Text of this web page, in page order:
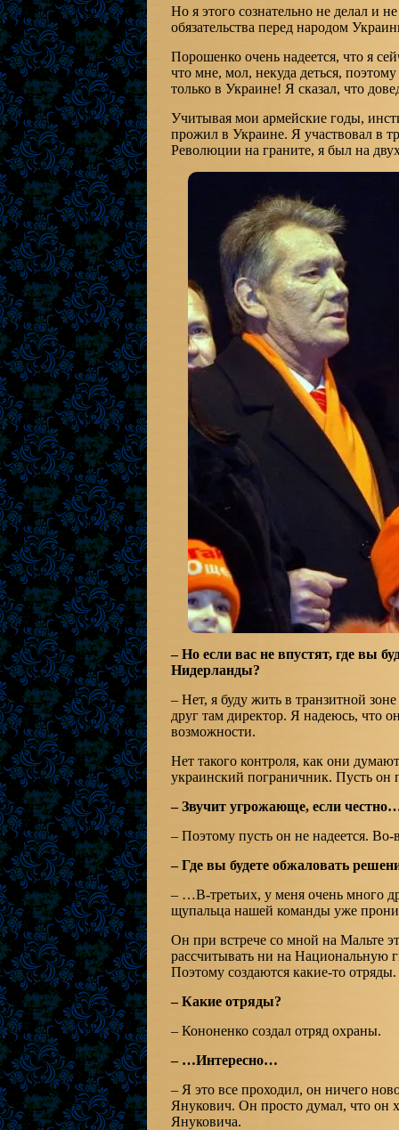
Но я этого сознательно не делал и
обязательства перед народом
Порошенко очень надеется, что я
что мне, мол, некуда деться,
только в Украине! Я сказал, что
Учитывая мои армейские годы,
прожил в Украине. Я участвовал в
Революции на граните, я был на
– Но если вас не впустят, где вы
Нидерланды?
– Нет, я буду жить в транзитной
друг там директор. Я надеюсь, что
возможности.
Нет такого контроля, как они
украинский пограничник. Пусть он
– Звучит угрожающе, если
– Поэтому пусть он не надеется.
– Где вы будете обжаловать
– …В-третьих, у меня очень много
щупальца нашей команды уже
Он при встрече со мной на Мальте
рассчитывать ни на Национальную
Поэтому создаются какие-то отряды.
– Какие отряды?
– Кононенко создал отряд охраны.
– …Интересно…
– Я это все проходил, он ничего
Янукович. Он просто думал, что он
Януковича.